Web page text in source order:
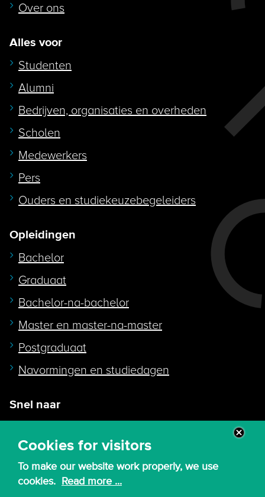
Cookies for visitors
To make our website work properly, we use
cookies. Read more ...
Over ons
Alles voor
Studenten
Alumni
Bedrijven, organisaties en overheden
Scholen
Medewerkers
Pers
Ouders en studiekeuzebegeleiders
Opleidingen
Bachelor
Graduaat
Bachelor-na-bachelor
Master en master-na-master
Postgraduaat
Navormingen en studiedagen
Snel naar
Webmail
Canvas